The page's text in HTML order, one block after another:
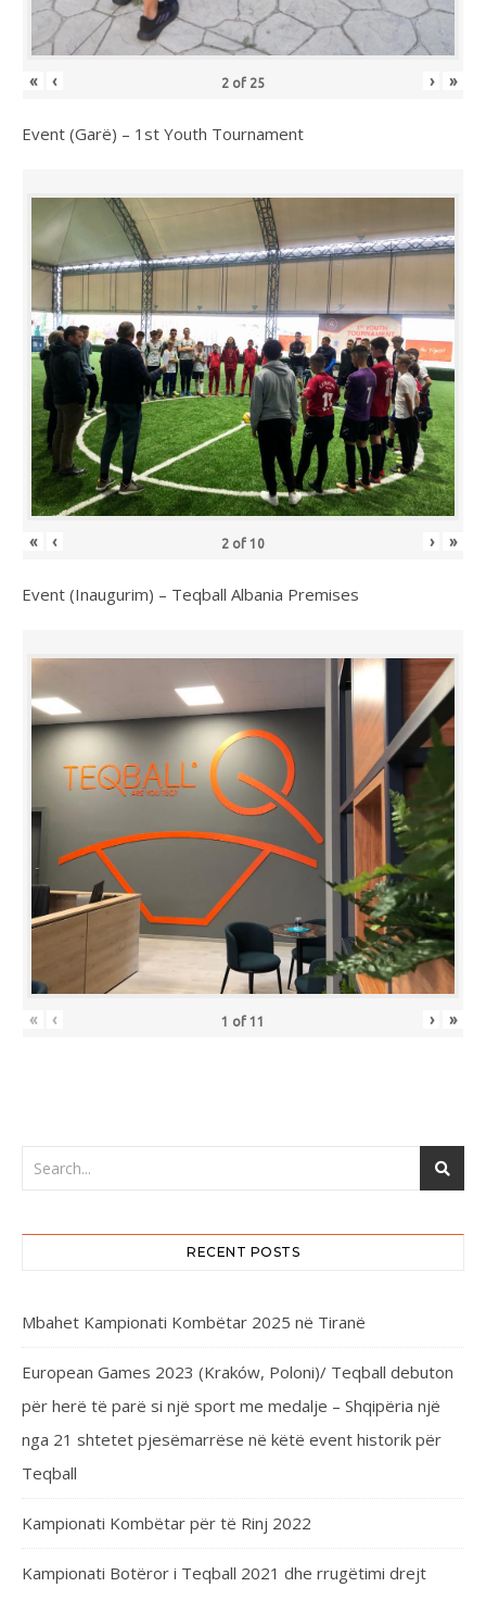
« ‹ 2 of 25 › »
Event (Garë) – 1st Youth Tournament
« ‹ 2 of 10 › »
Event (Inaugurim) – Teqball Albania Premises
« ‹ 1 of 11 › »
RECENT POSTS
Mbahet Kampionati Kombëtar 2025 në Tiranë
European Games 2023 (Kraków, Poloni)/ Teqball debuton
për herë të parë si një sport me medalje – Shqipëria një
nga 21 shtetet pjesëmarrëse në këtë event historik për
Teqball
Kampionati Kombëtar për të Rinj 2022
Kampionati Botëror i Teqball 2021 dhe rrugëtimi drejt